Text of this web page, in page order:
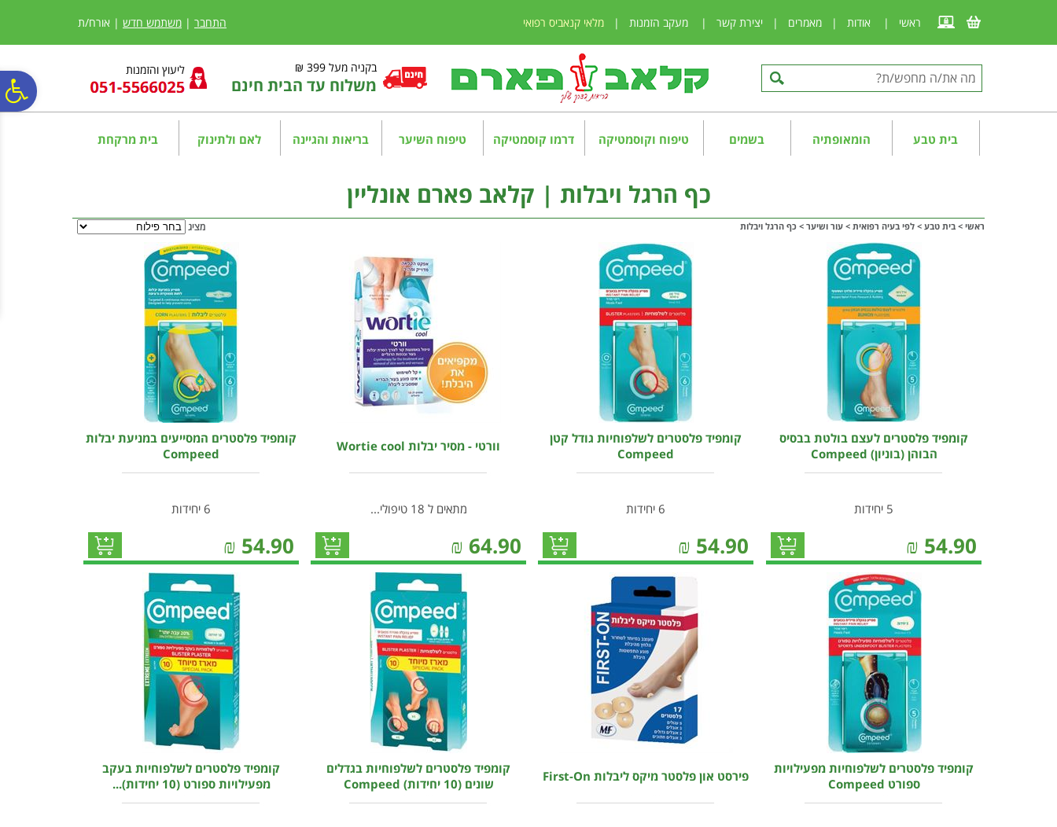
נגישות
אתר
המרכזי
ראשי | אודות | מאמרים | יצירת קשר | מעקב הזמנות | מלאי קנאביס רפואי התחבר | משתמש חדש | אורח/ת
בקניה מעל 399 ₪
משלוח עד הבית חינם
ליעוץ והזמנות
בית טבע הומאופתיה בשמים טיפוח וקוסמטיקה דרמו קוסמטיקה טיפוח השיער בריאות והגיינה לאם ולתינוק בית מרקחת
כף הרגל ויבלות | קלאב פארם אונליין
ראשי > בית טבע > לפי בעיה רפואית > עור ושיער > כף הרגל ויבלות מציג
קומפיד פלסטרים לעצם בולטת בבסיס
הבוהן (בוניון) Compeed
5 יחידות
54.90
₪
קומפיד פלסטרים לשלפוחיות גודל קטן
Compeed
6 יחידות
54.90
₪
וורטי - מסיר יבלות Wortie cool
מתאים ל 18 טיפולי...
64.90
₪
קומפיד פלסטרים המסייעים במניעת יבלות
Compeed
6 יחידות
54.90
₪
קומפיד פלסטרים לשלפוחיות מפעילויות
ספורט Compeed
פירסט און פלסטר מיקס ליבלות First-On
קומפיד פלסטרים לשלפוחיות בגדלים
שונים (10 יחידות) Compeed
קומפיד פלסטרים לשלפוחיות בעקב
מפעילויות ספורט (10 יחידות)...